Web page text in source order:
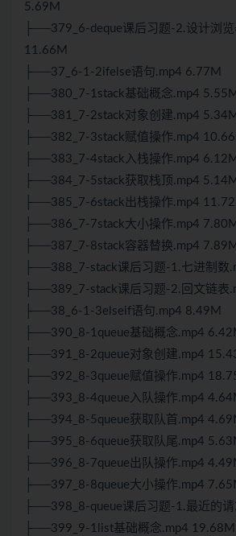
5.69M
├──379_6-deque课后习题-2.设计浏
11.66M
├──37_6-1-2ifelse语句.mp4 6.77M
├──380_7-1stack基础概念.mp4 5.55M
├──381_7-2stack对象创建.mp4 5.34M
├──382_7-3stack赋值操作.mp4
├──383_7-4stack入栈操作.mp4 6.12M
├──384_7-5stack获取栈顶.mp4 5.14M
├──385_7-6stack出栈操作.mp4
├──386_7-7stack大小操作.mp4 7.80M
├──387_7-8stack容器替换.mp4 7.89M
├──388_7-stack课后习题-1.七进制数
├──389_7-stack课后习题-2.回文链表
├──38_6-1-3elseif语句.mp4 8.49M
├──390_8-1queue基础概念.mp4
├──391_8-2queue对象创建.mp4
├──392_8-3queue赋值操作.mp4
├──393_8-4queue入队操作.mp4
├──394_8-5queue获取队首.mp4
├──395_8-6queue获取队尾.mp4
├──396_8-7queue出队操作.mp4
├──397_8-8queue大小操作.mp4
├──398_8-queue课后习题-1.最近的
├──399_9-1list基础概念.mp4 19.68M